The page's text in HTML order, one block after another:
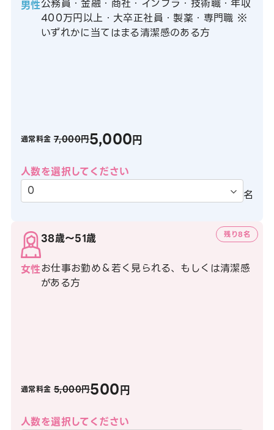
男性公務員・金融・商社・インフラ・技術職・年収
400万円以上・大卒正社員・製薬・専門職 ※
いずれかに当てはまる清潔感のある方
通常料金 7,000円5,000円
人数を選択してください
名
女性
38歳〜51歳
お仕事お勤め＆若く見られる、もしくは清潔感
がある方
残り8名
通常料金 5,000円500円
人数を選択してください